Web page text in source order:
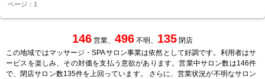
ページ：1
146 営業、 496 不明、 135 閉店
この地域ではマッサージ・SPAサロン事業は依然として好調です。利用者はサ
ービスを楽しみ、その対価を支払う意欲があります。営業中サロン数は146件
で、閉店サロン数135件を上回っています。 さらに、営業状況が不明なサロン